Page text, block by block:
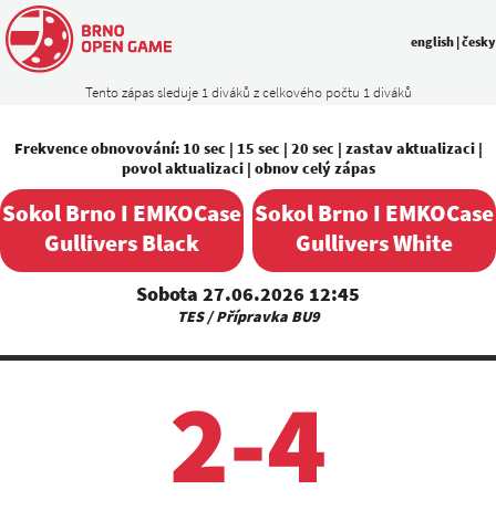
Tento zápas sleduje 1 diváků z celkového počtu 1 diváků
english |česky
Frekvence obnovování: 10 sec | 15 sec | 20 sec | zastav aktualizaci|
povol aktualizaci| obnov celý zápas
Sokol Brno I EMKOCase
Gullivers Black
Sobota 27.06.2026 12:45
TES / Přípravka BU9
Sokol Brno I EMKOCase
Gullivers White
2-4